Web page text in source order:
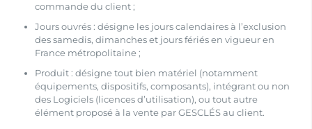
commande du client ;
Jours ouvrés : désigne les jours calendaires à l’exclusion
des samedis, dimanches et jours fériés en vigueur en
France métropolitaine ;
Produit : désigne tout bien matériel (notamment
équipements, dispositifs, composants), intégrant ou non
des Logiciels (licences d’utilisation), ou tout autre
élément proposé à la vente par GESCLÉS au client.